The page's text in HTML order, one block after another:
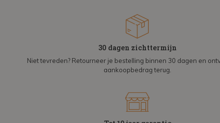
30 dagen zichttermijn
Niet tevreden? Retourneer je bestelling binnen 30 dagen en
aankoopbedrag terug.